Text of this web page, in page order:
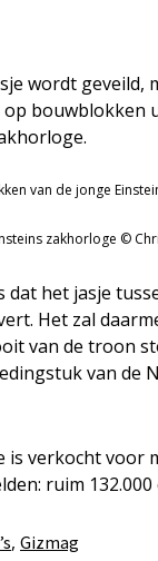
wordt geveild,
bouwblokken
van de jonge
zakhorloge ©
dat het jasje
Het zal
van de troon
van de
is verkocht voor
ruim 132.000
, Gizmag